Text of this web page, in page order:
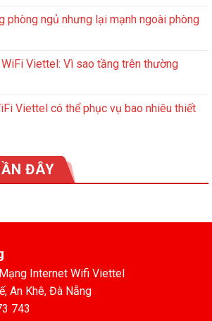
phòng ngủ nhưng lại mạnh ngoài phòng
WiFi Viettel: Vì sao tầng trên thường
Viettel có thể phục vụ bao nhiêu thiết
ĐÂY
Internet Wifi Viettel
An Khê, Đà Nẵng
743